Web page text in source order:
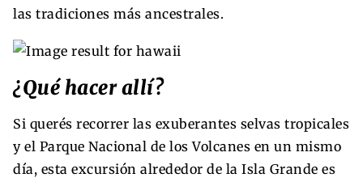
las tradiciones más ancestrales.
¿Qué hacer allí?
Si querés recorrer las exuberantes selvas tropicales
y el Parque Nacional de los Volcanes en un mismo
día, esta excursión alrededor de la Isla Grande es